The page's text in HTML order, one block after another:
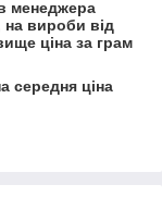
менеджера
вироби від
ціна за грам
середня ціна